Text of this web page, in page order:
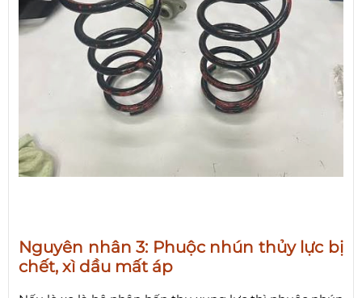
Nguyên nhân 3: Phuộc nhún thủy lực bị
chết, xì dầu mất áp